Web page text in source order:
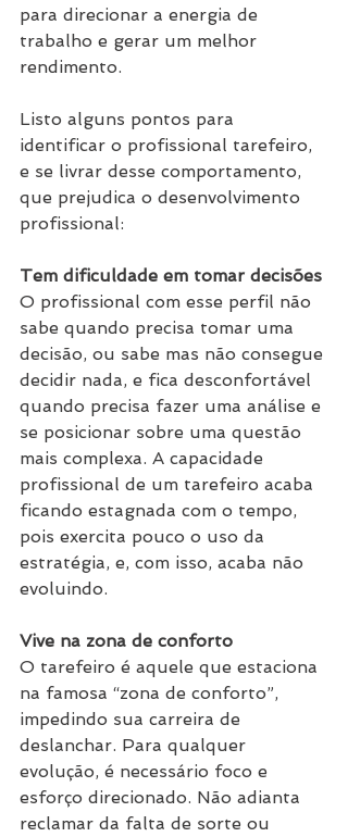
para direcionar a energia de
trabalho e gerar um melhor
rendimento.
Listo alguns pontos para
identificar o profissional tarefeiro,
e se livrar desse comportamento,
que prejudica o desenvolvimento
profissional:
Tem dificuldade em tomar decisões
O profissional com esse perfil não
sabe quando precisa tomar uma
decisão, ou sabe mas não consegue
decidir nada, e fica desconfortável
quando precisa fazer uma análise e
se posicionar sobre uma questão
mais complexa. A capacidade
profissional de um tarefeiro acaba
ficando estagnada com o tempo,
pois exercita pouco o uso da
estratégia, e, com isso, acaba não
evoluindo.
Vive na zona de conforto
O tarefeiro é aquele que estaciona
na famosa “zona de conforto”,
impedindo sua carreira de
deslanchar. Para qualquer
evolução, é necessário foco e
esforço direcionado. Não adianta
reclamar da falta de sorte ou